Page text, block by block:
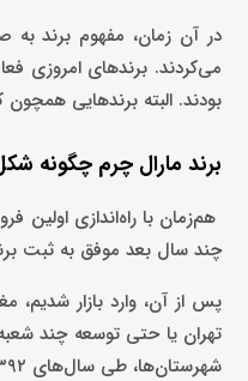
در آن زمان، مفهوم برند
بودند. البته برندهایی
برند مارال چرم چگونه
هم‌زمان با راه‌اندازی اولین
چند سال بعد موفق به ثبت
پس از آن، وارد بازار شدیم،
تهران یا حتی توسعه چند